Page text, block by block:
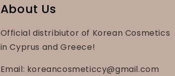
About Us
Official distribiutor of Korean Cosmetics
in Cyprus and Greece!
Email: koreancosmeticcy@gmail.com